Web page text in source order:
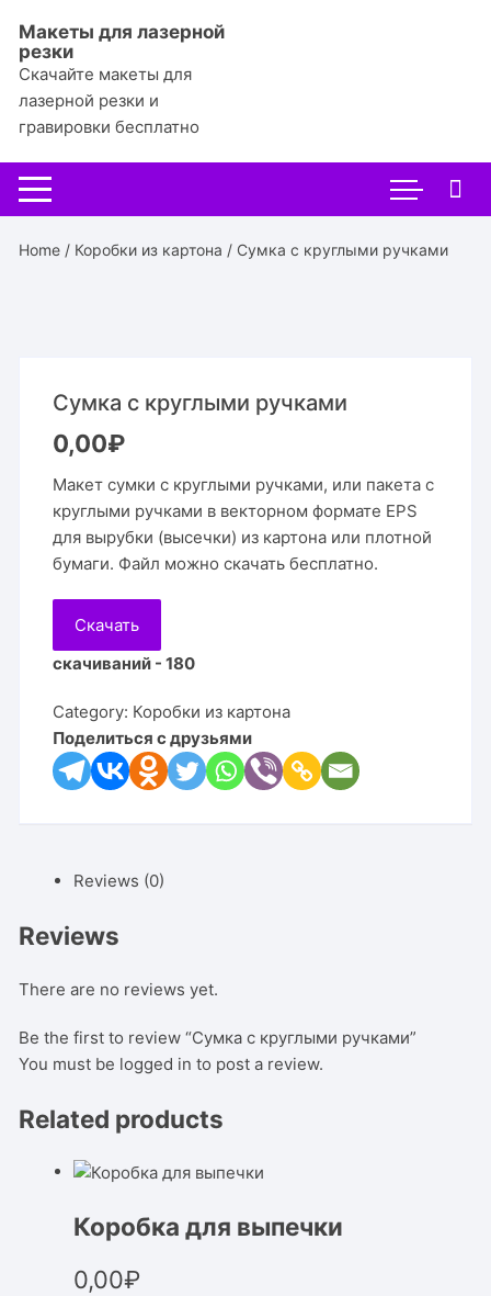
содержимому
Макеты для лазерной
резки
Скачайте макеты для
лазерной резки и
гравировки бесплатно
Home / Коробки из картона / Сумка с круглыми ручками
Сумка с круглыми ручками
0,00₽
Макет сумки с круглыми ручками, или пакета с
круглыми ручками в векторном формате EPS
для вырубки (высечки) из картона или плотной
бумаги. Файл можно скачать бесплатно.
Скачать
скачиваний - 180
Category: Коробки из картона
Поделиться с друзьями
Reviews (0)
Reviews
There are no reviews yet.
Be the first to review “Сумка с круглыми ручками”
You must be logged in to post a review.
Related products
Коробка для выпечки
0,00₽